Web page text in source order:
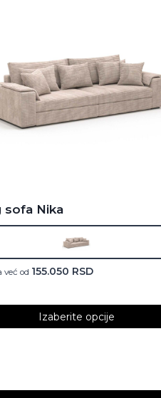
sofa Nika
već od 155.050 RSD
Izaberite opcije
is collapsed. Activate